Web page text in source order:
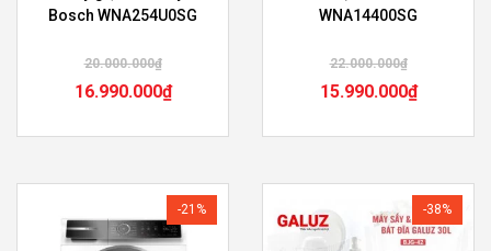
Bosch WNA254U0SG
20.000.000₫
16.990.000₫
WNA14400SG
22.000.000₫
15.990.000₫
-21% -38%